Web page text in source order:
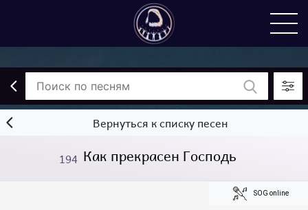
Вернуться к списку песен
194 Как прекрасен Господь
SOG online